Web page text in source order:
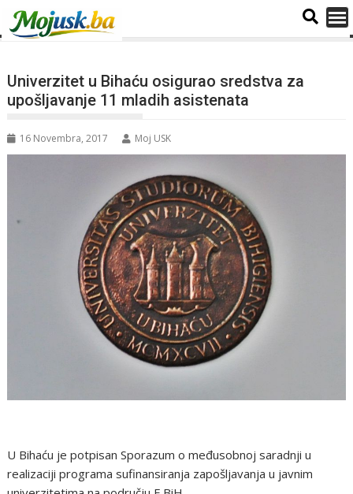
Univerzitet u Bihaću osigurao sredstva za
upošljavanje 11 mladih asistenata
16 Novembra, 2017 Moj USK
U Bihaću je potpisan Sporazum o međusobnoj saradnji u
realizaciji programa sufinansiranja zapošljavanja u javnim